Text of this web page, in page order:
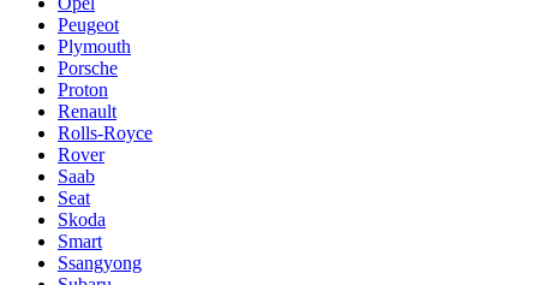
Peugeot
Plymouth
Porsche
Proton
Renault
Rolls-Royce
Rover
Saab
Seat
Skoda
Smart
Ssangyong